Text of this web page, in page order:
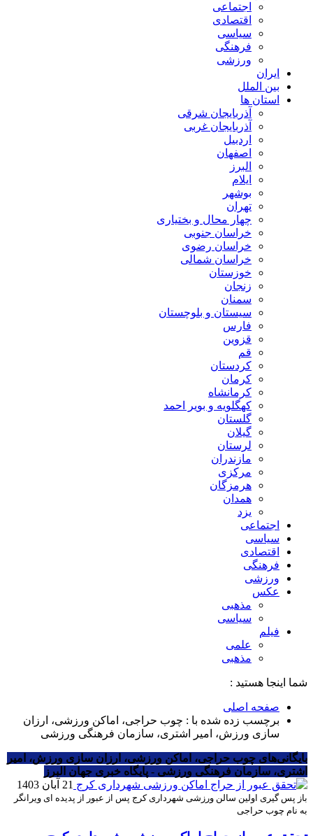
اجتماعی
اقتصادی
سیاسی
فرهنگی
ورزشی
ایران
بین الملل
استان ها
آذربایجان شرقی
آذربایجان غربی
اردبیل
اصفهان
البرز
ایلام
بوشهر
تهران
چهار محال و بختیاری
خراسان جنوبی
خراسان رضوی
خراسان شمالی
خوزستان
زنجان
سمنان
سیستان و بلوچستان
فارس
قزوین
قم
کردستان
کرمان
کرمانشاه
کهگلویه و بویر احمد
گلستان
گیلان
لرستان
مازندران
مرکزی
هرمزگان
همدان
یزد
اجتماعی
سیاسی
اقتصادی
فرهنگی
ورزشی
عکس
مذهبی
سیاسی
فیلم
علمی
مذهبی
شما اینجا هستید :
صفحه اصلی
برچسب زده شده با : چوب حراجی، اماکن ورزشی، ارزان
سازی ورزش، امیر اشتری، سازمان فرهنگی ورزشی
بایگانی‌های چوب حراجی، اماکن ورزشی، ارزان سازی ورزش، امیر
اشتری، سازمان فرهنگی ورزشی - پایگاه خبری جهان البرز
21 آبان 1403
باز پس گیری اولین سالن ورزشی شهرداری کرج پس از عبور از پدیده ای ویرانگر
به نام چوب حراجی